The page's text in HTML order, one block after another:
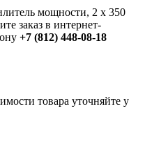
мощности, 2 х 350
заказ в интернет-
+7 (812) 448-08-18
товара уточняйте у